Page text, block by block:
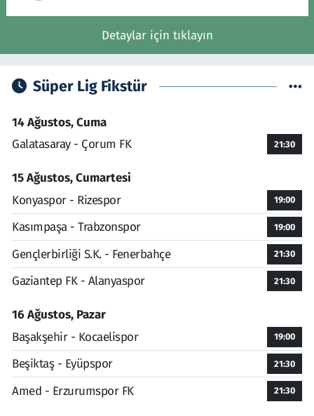
Detaylar için tıklayın
Süper Lig Fikstür
14 Ağustos, Cuma
Galatasaray - Çorum FK
21:30
15 Ağustos, Cumartesi
Konyaspor - Rizespor
19:00
Kasımpaşa - Trabzonspor 19:00
Gençlerbirliği S.K. - Fenerbahçe 21:30
Gaziantep FK - Alanyaspor 21:30
16 Ağustos, Pazar
Başakşehir - Kocaelispor
19:00
Beşiktaş - Eyüpspor 21:30
Amed - Erzurumspor FK 21:30